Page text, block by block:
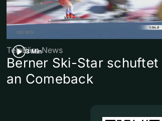
3 Min
TeleBärn News
Berner Ski-Star schuftet
an Comeback